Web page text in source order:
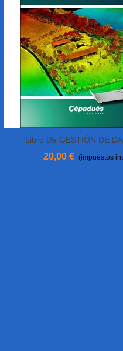
Añadir Al Carrito
Libro De GESTIÓN DE
DRONES Cepadues
20,00 € (impuestos